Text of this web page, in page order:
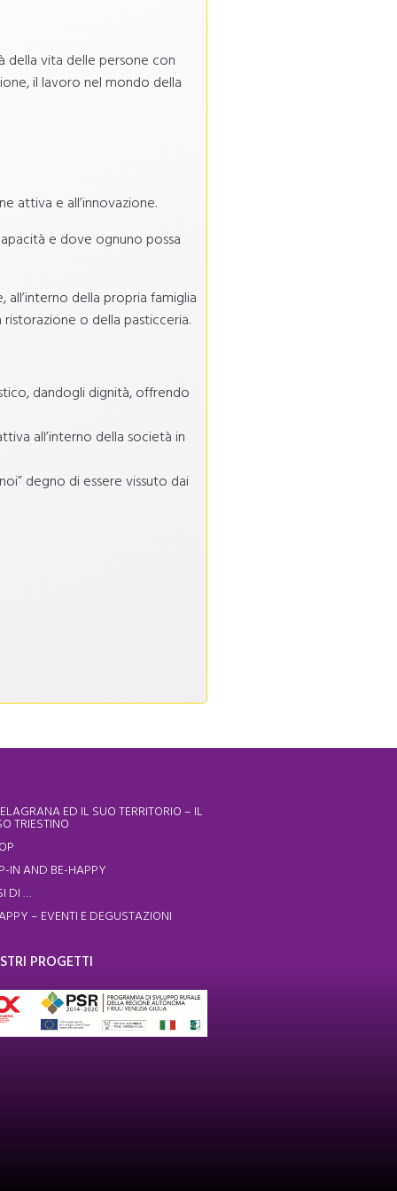
della vita delle persone con
il lavoro nel mondo della
attiva e all’innovazione.
e dove ognuno possa
della propria famiglia
o della pasticceria.
dandogli dignità, offrendo
all’interno della società in
degno di essere vissuto dai
ED IL SUO TERRITORIO – IL
TRIESTINO
IN AND BE-HAPPY
DI …
– EVENTI E DEGUSTAZIONI
PROGETTI